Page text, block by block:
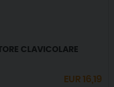
CLAVICOLARE
EUR16,19